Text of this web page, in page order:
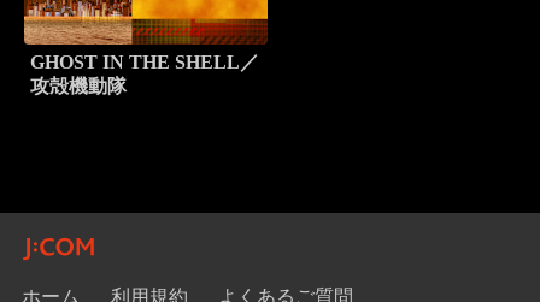
GHOST IN THE SHELL／
攻殻機動隊
ホーム 利用規約 よくあるご質問